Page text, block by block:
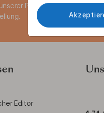
Produktwelt. Als
Editor